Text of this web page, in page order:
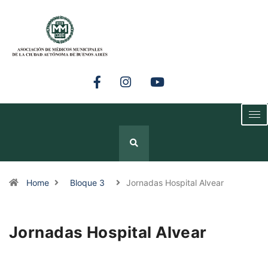
Home Bloque 3 Jornadas Hospital Alvear
Jornadas Hospital Alvear